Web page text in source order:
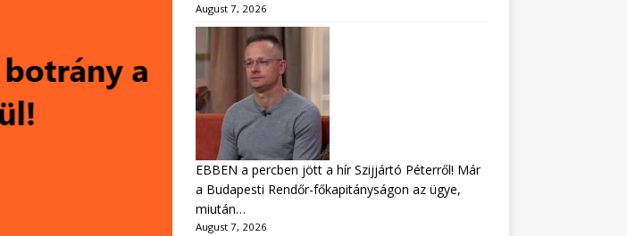
August 7, 2026
EBBEN a percben jött a hír Szijjártó Péterről! Már
a Budapesti Rendőr-főkapitányságon az ügye,
miután…
August 7, 2026